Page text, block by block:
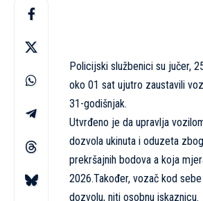
Policijski službenici su jučer,
oko 01 sat ujutro zaustavili
31-godišnjak.
Utvrđeno je da upravlja
dozvola ukinuta i oduzeta
prekršajnih bodova a koja
2026.Također, vozač kod
dozvolu, niti osobnu iskaznicu.